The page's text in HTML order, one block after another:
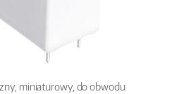
miniaturowy, do obwodu